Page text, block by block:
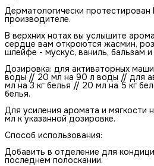
Дерматологически протестирован
производителе.
В верхних нотах вы услышите
сердце вам откроются жасмин,
шлейфе - мускус, ваниль, бальзам и
Дозировка: для активаторных
воды // 20 мл на 90 л воды // для
мл на 3 кг белья // 20 мл на 5 кг
белья.
Для усиления аромата и мягкости
мл к указанной дозировке.
Способ использования:
Добавить в отделение для
последнем полоскании.